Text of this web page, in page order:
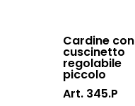
Cardine con
cuscinetto
regolabile
piccolo
Art. 345.P